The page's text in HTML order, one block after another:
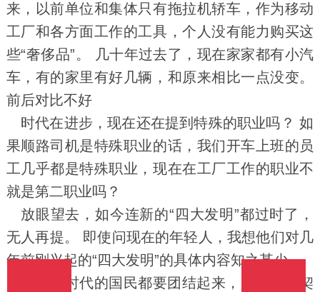
来，以前单位和集体只有拖拉机轿车，作为移动
工厂和各方面工作的工具，个人没有能力购买这
些“奢侈品”。 几十年过去了，现在家家都有小汽
车，有的家里有好几辆，和原来相比一点没变。
前后对比不好
时代在进步，现在还在提到特殊的职业吗？ 如
果顺路司机是特殊职业的话，我们开车上班的员
工几乎都是特殊职业，现在在工厂工作的职业不
就是第二职业吗？
放眼望去，如今连新的“四大发明”都过时了，
无人再提。 即使问现在的年轻人，我想他们对几
年前刚兴起的“四大发明”的具体内容知之甚少。
我们新时代的国民都要团结起来，以这次为契